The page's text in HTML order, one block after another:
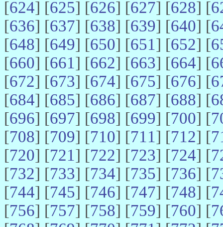
[624] [625] [626] [627] [628] [
[636] [637] [638] [639] [640] [
[648] [649] [650] [651] [652] [
[660] [661] [662] [663] [664] [
[672] [673] [674] [675] [676] [
[684] [685] [686] [687] [688] [
[696] [697] [698] [699] [700] [
[708] [709] [710] [711] [712] [
[720] [721] [722] [723] [724] [
[732] [733] [734] [735] [736] [
[744] [745] [746] [747] [748] [
[756] [757] [758] [759] [760] [